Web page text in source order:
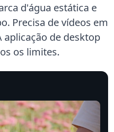
d'água estática e
Precisa de vídeos em
aplicação de desktop
os limites.